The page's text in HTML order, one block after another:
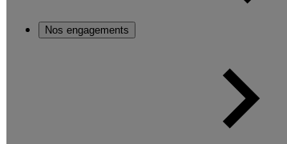
Nos engagements